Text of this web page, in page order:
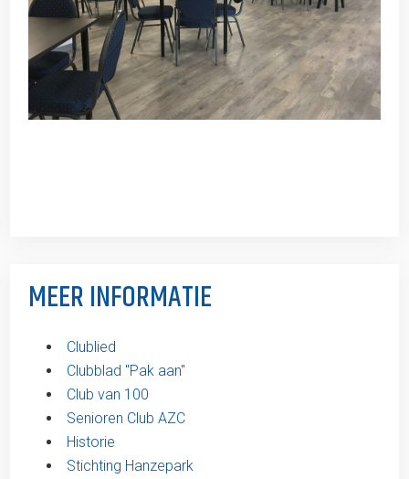
MEER INFORMATIE
Clublied
Clubblad ''Pak aan''
Club van 100
Senioren Club AZC
Historie
Stichting Hanzepark